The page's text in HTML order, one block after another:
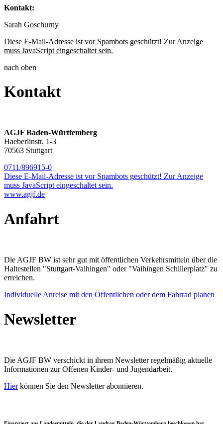
Kontakt:
Sarah Goschurny
Diese E-Mail-Adresse ist vor Spambots geschützt! Zur Anzeige
muss JavaScript eingeschaltet sein.
nach oben
Kontakt
AGJF Baden-Württemberg
Haeberlinstr. 1-3
70563 Stuttgart
0711/896915-0
Diese E-Mail-Adresse ist vor Spambots geschützt! Zur Anzeige
muss JavaScript eingeschaltet sein.
www.agjf.de
Anfahrt
Die AGJF BW ist sehr gut mit öffentlichen Verkehrsmitteln über die
Haltestellen "Stuttgart-Vaihingen" oder "Vaihingen Schillerplatz" zu
erreichen.
Individuelle Anreise mit den Öffentlichen oder dem Fahrrad planen
Newsletter
Die AGJF BW verschickt in ihrem Newsletterregelmäßig aktuelle
Informationen zurOffenen Kinder- und Jugendarbeit.
Hierkönnen Sie den Newsletter abonnieren.